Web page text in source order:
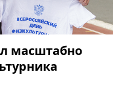
масштабно